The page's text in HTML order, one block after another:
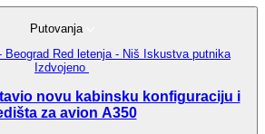
Putovanja
Beograd Red letenja - Niš Iskustva putnika
Izdvojeno
novu kabinsku konfiguraciju i
za avion A350